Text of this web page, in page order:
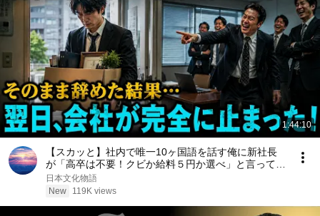
1:44:10
【スカッと】社内で唯一10ヶ国語を話す俺に新社長
が「高卒は不要！クビか給料５円か選べ」と言ってき
た。そのまま辞めた結果
日本文化物語
New
119K views